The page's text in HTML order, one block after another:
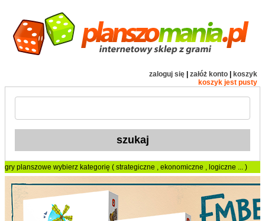
zaloguj się załóż konto
koszyk
koszyk jest pusty
gry planszowe wybierz kategorię ( strategiczne , ekonomiczne , logiczne ... )